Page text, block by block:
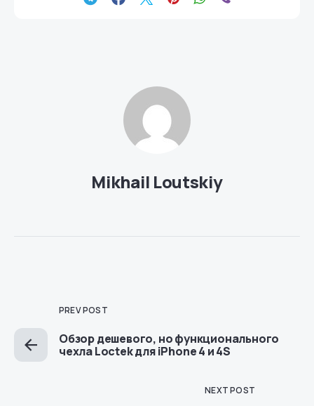
Mikhail Loutskiy
PREV POST
Обзор дешевого, но функционального
чехла Loctek для iPhone 4 и 4S
NEXT POST